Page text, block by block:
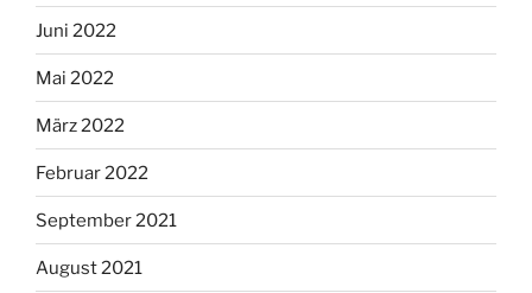
Juni 2022
Mai 2022
März 2022
Februar 2022
September 2021
August 2021